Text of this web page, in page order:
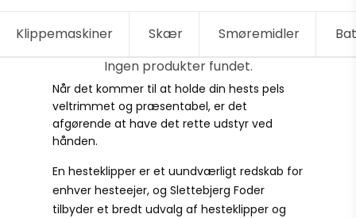
Klippemaskiner Skær Smøremidler
Ingen produkter fundet.
Når det kommer til at holde din hests pels
veltrimmet og præsentabel, er det
afgørende at have det rette udstyr ved
hånden.
En hesteklipper er et uundværligt redskab for
enhver hesteejer, og Slettebjerg Foder
tilbyder et bredt udvalg af hesteklipper og